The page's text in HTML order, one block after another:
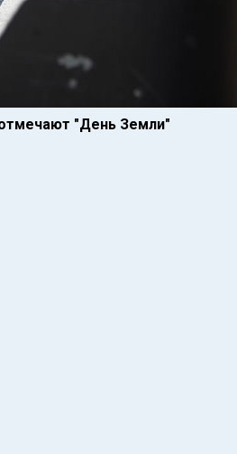
"День Земли"